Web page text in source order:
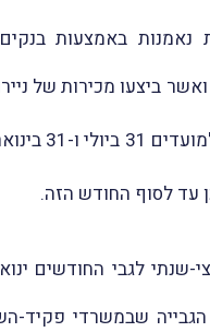
נאמנות באמצעות
ביצעו מכירות של
החובה להגיש את
עד לסוף החודש הזה.
שבמשרדי פקיד-